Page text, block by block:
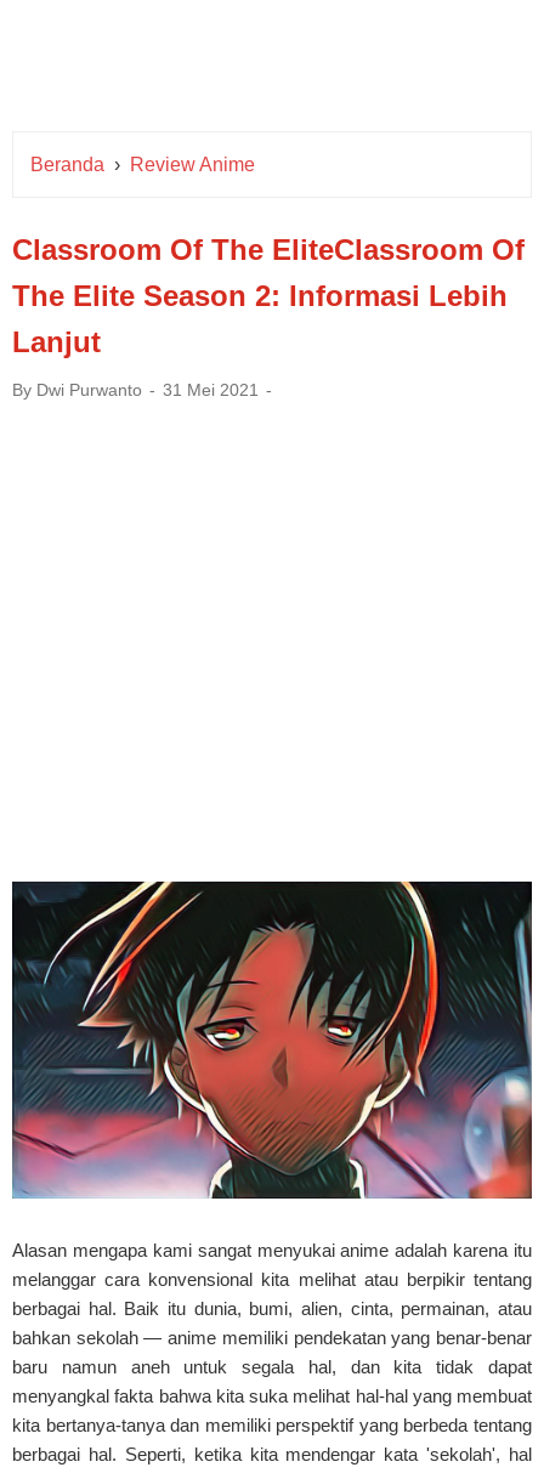
Beranda › Review Anime
Classroom Of The EliteClassroom Of
The Elite Season 2: Informasi Lebih
Lanjut
By Dwi Purwanto 31 Mei 2021
Alasan mengapa kami sangat menyukai anime adalah karena itu
melanggar cara konvensional kita melihat atau berpikir tentang
berbagai hal. Baik itu dunia, bumi, alien, cinta, permainan, atau
bahkan sekolah — anime memiliki pendekatan yang benar-benar
baru namun aneh untuk segala hal, dan kita tidak dapat
menyangkal fakta bahwa kita suka melihat hal-hal yang membuat
kita bertanya-tanya dan memiliki perspektif yang berbeda tentang
berbagai hal. Seperti, ketika kita mendengar kata 'sekolah', hal